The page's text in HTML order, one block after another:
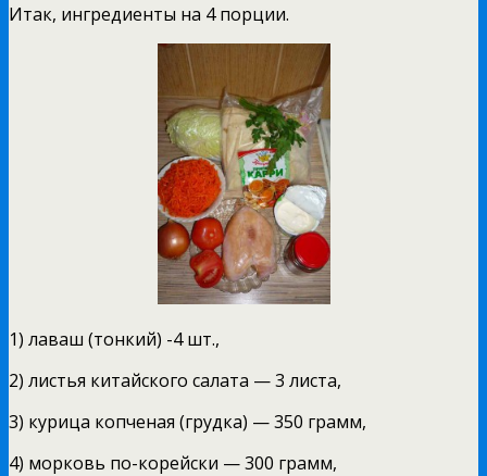
Итак, ингредиенты на 4 порции.
1) лаваш (тонкий) -4 шт.,
2) листья китайского салата — 3 листа,
3) курица копченая (грудка) — 350 грамм,
4) морковь по-корейски — 300 грамм,